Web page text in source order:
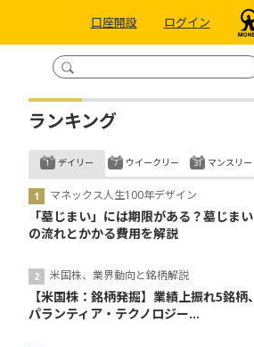
口座開設 ログイン
ランキング
デイリー
マネックス人生100年デザイン
「墓じまい」には期限がある？墓じまい
の流れとかかる費用を解説
米国株、業界動向と銘柄解説
【米国株：銘柄発掘】業績上振れ5銘柄、
パランティア・テクノロジー...
ウイークリー マンスリー